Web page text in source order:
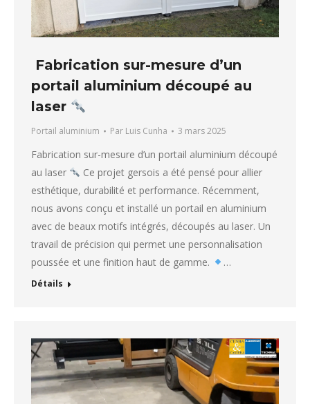
Fabrication sur-mesure d’un
portail aluminium découpé au
laser
Portail aluminium Par Luis Cunha 3 mars 2025
Fabrication sur-mesure d’un portail aluminium découpé
au laser
Ce projet gersois a été pensé pour allier
esthétique, durabilité et performance. Récemment,
nous avons conçu et installé un portail en aluminium
avec de beaux motifs intégrés, découpés au laser. Un
travail de précision qui permet une personnalisation
poussée et une finition haut de gamme.
…
Détails